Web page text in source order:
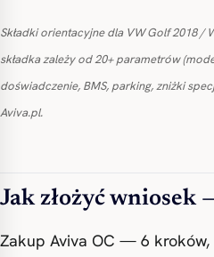
Składki orientacyjne dla VW Golf 2018 /
składka zależy od 20+ parametrów
doświadczenie, BMS, parking, zniżki
Aviva.pl.
Jak złożyć wniosek
Zakup Aviva OC — 6 kroków,